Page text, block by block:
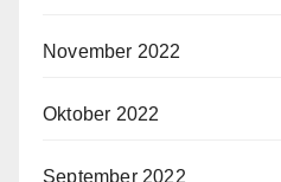
November 2022
Oktober 2022
September 2022